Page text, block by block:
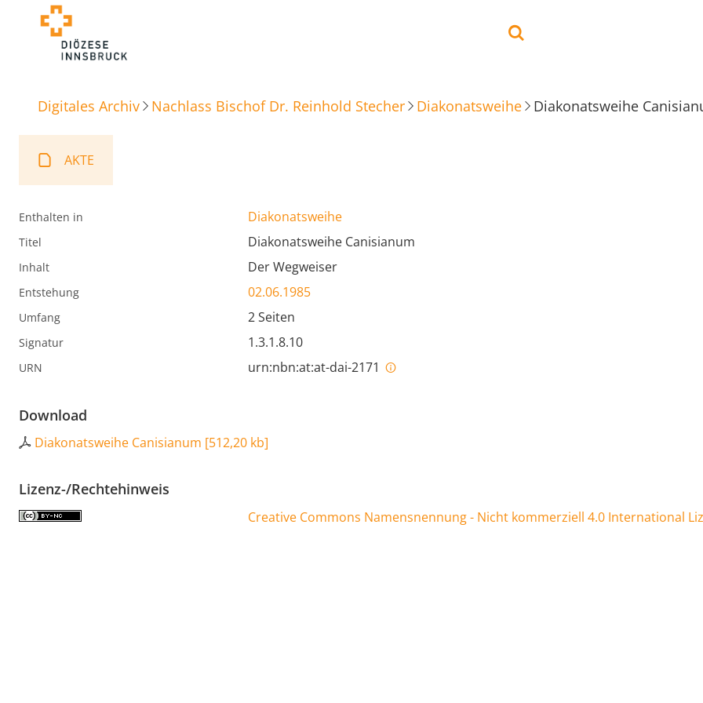
Digitales Archiv Nachlass Bischof Dr. Reinhold Stecher Diakonatsweihe Diakonatsweihe
AKTE
Enthalten in Diakonatsweihe
Titel Diakonatsweihe Canisianum
Inhalt Der Wegweiser
Entstehung 02.06.1985
Umfang 2 Seiten
Signatur 1.3.1.8.10
URN urn:nbn:at:at-dai-2171
Download
Diakonatsweihe Canisianum [512,20 kb]
Lizenz-/Rechtehinweis
Creative Commons Namensnennung - Nicht kommerziell 4.0 International